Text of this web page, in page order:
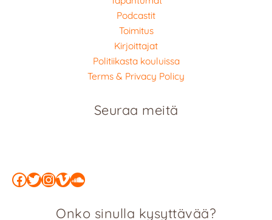
Podcastit
Toimitus
Kirjoittajat
Politiikasta kouluissa
Terms & Privacy Policy
Seuraa meitä
Facebook
Twitter
Instagram
Vimeo
SoundCloud
Onko sinulla kysyttävää?